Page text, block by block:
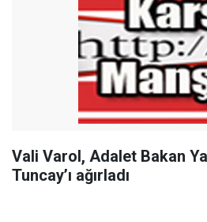
Vali Varol, Adalet Bakan
Tuncay’ı ağırladı